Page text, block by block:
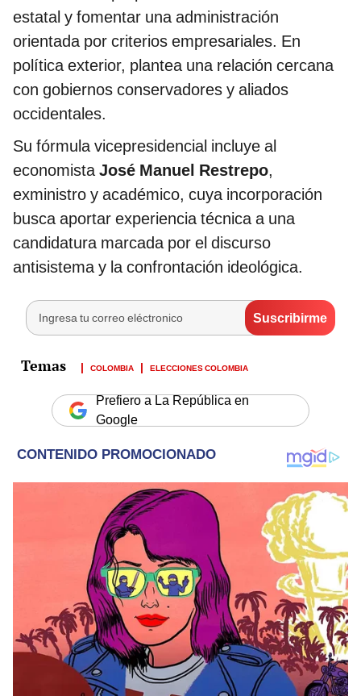
estatal y fomentar una administración
orientada por criterios empresariales. En
política exterior, plantea una relación cercana
con gobiernos conservadores y aliados
occidentales.
Su fórmula vicepresidencial incluye al
economistaJosé Manuel Restrepo,
exministro y académico, cuya incorporación
busca aportar experiencia técnica a una
candidatura marcada por el discurso
antisistema y la confrontación ideológica.
COLOMBIA ELECCIONES COLOMBIA
Prefiero a La República en
Google